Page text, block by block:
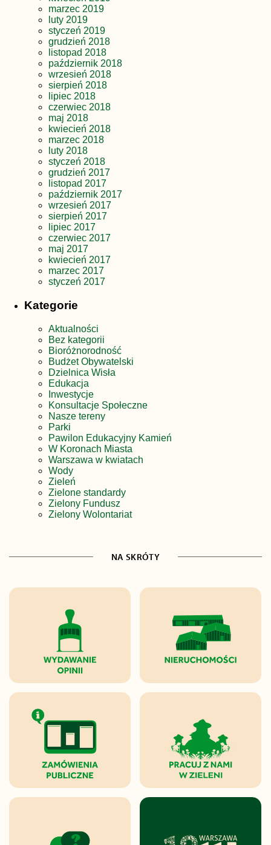
marzec 2019
luty 2019
styczeń 2019
grudzień 2018
listopad 2018
październik 2018
wrzesień 2018
sierpień 2018
lipiec 2018
czerwiec 2018
maj 2018
kwiecień 2018
marzec 2018
luty 2018
styczeń 2018
grudzień 2017
listopad 2017
październik 2017
wrzesień 2017
sierpień 2017
lipiec 2017
czerwiec 2017
maj 2017
kwiecień 2017
marzec 2017
styczeń 2017
Kategorie
Aktualności
Bez kategorii
Bioróżnorodność
Budżet Obywatelski
Dzielnica Wisła
Edukacja
Inwestycje
Konsultacje Społeczne
Nasze tereny
Parki
Pawilon Edukacyjny Kamień
W Koronach Miasta
Warszawa w kwiatach
Wody
Zieleń
Zielone standardy
Zielony Fundusz
Zielony Wolontariat
NA SKRÓTY